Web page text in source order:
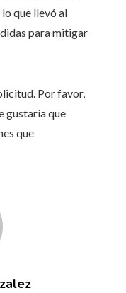
que llevó al
para mitigar
Por favor,
gustaría que
que